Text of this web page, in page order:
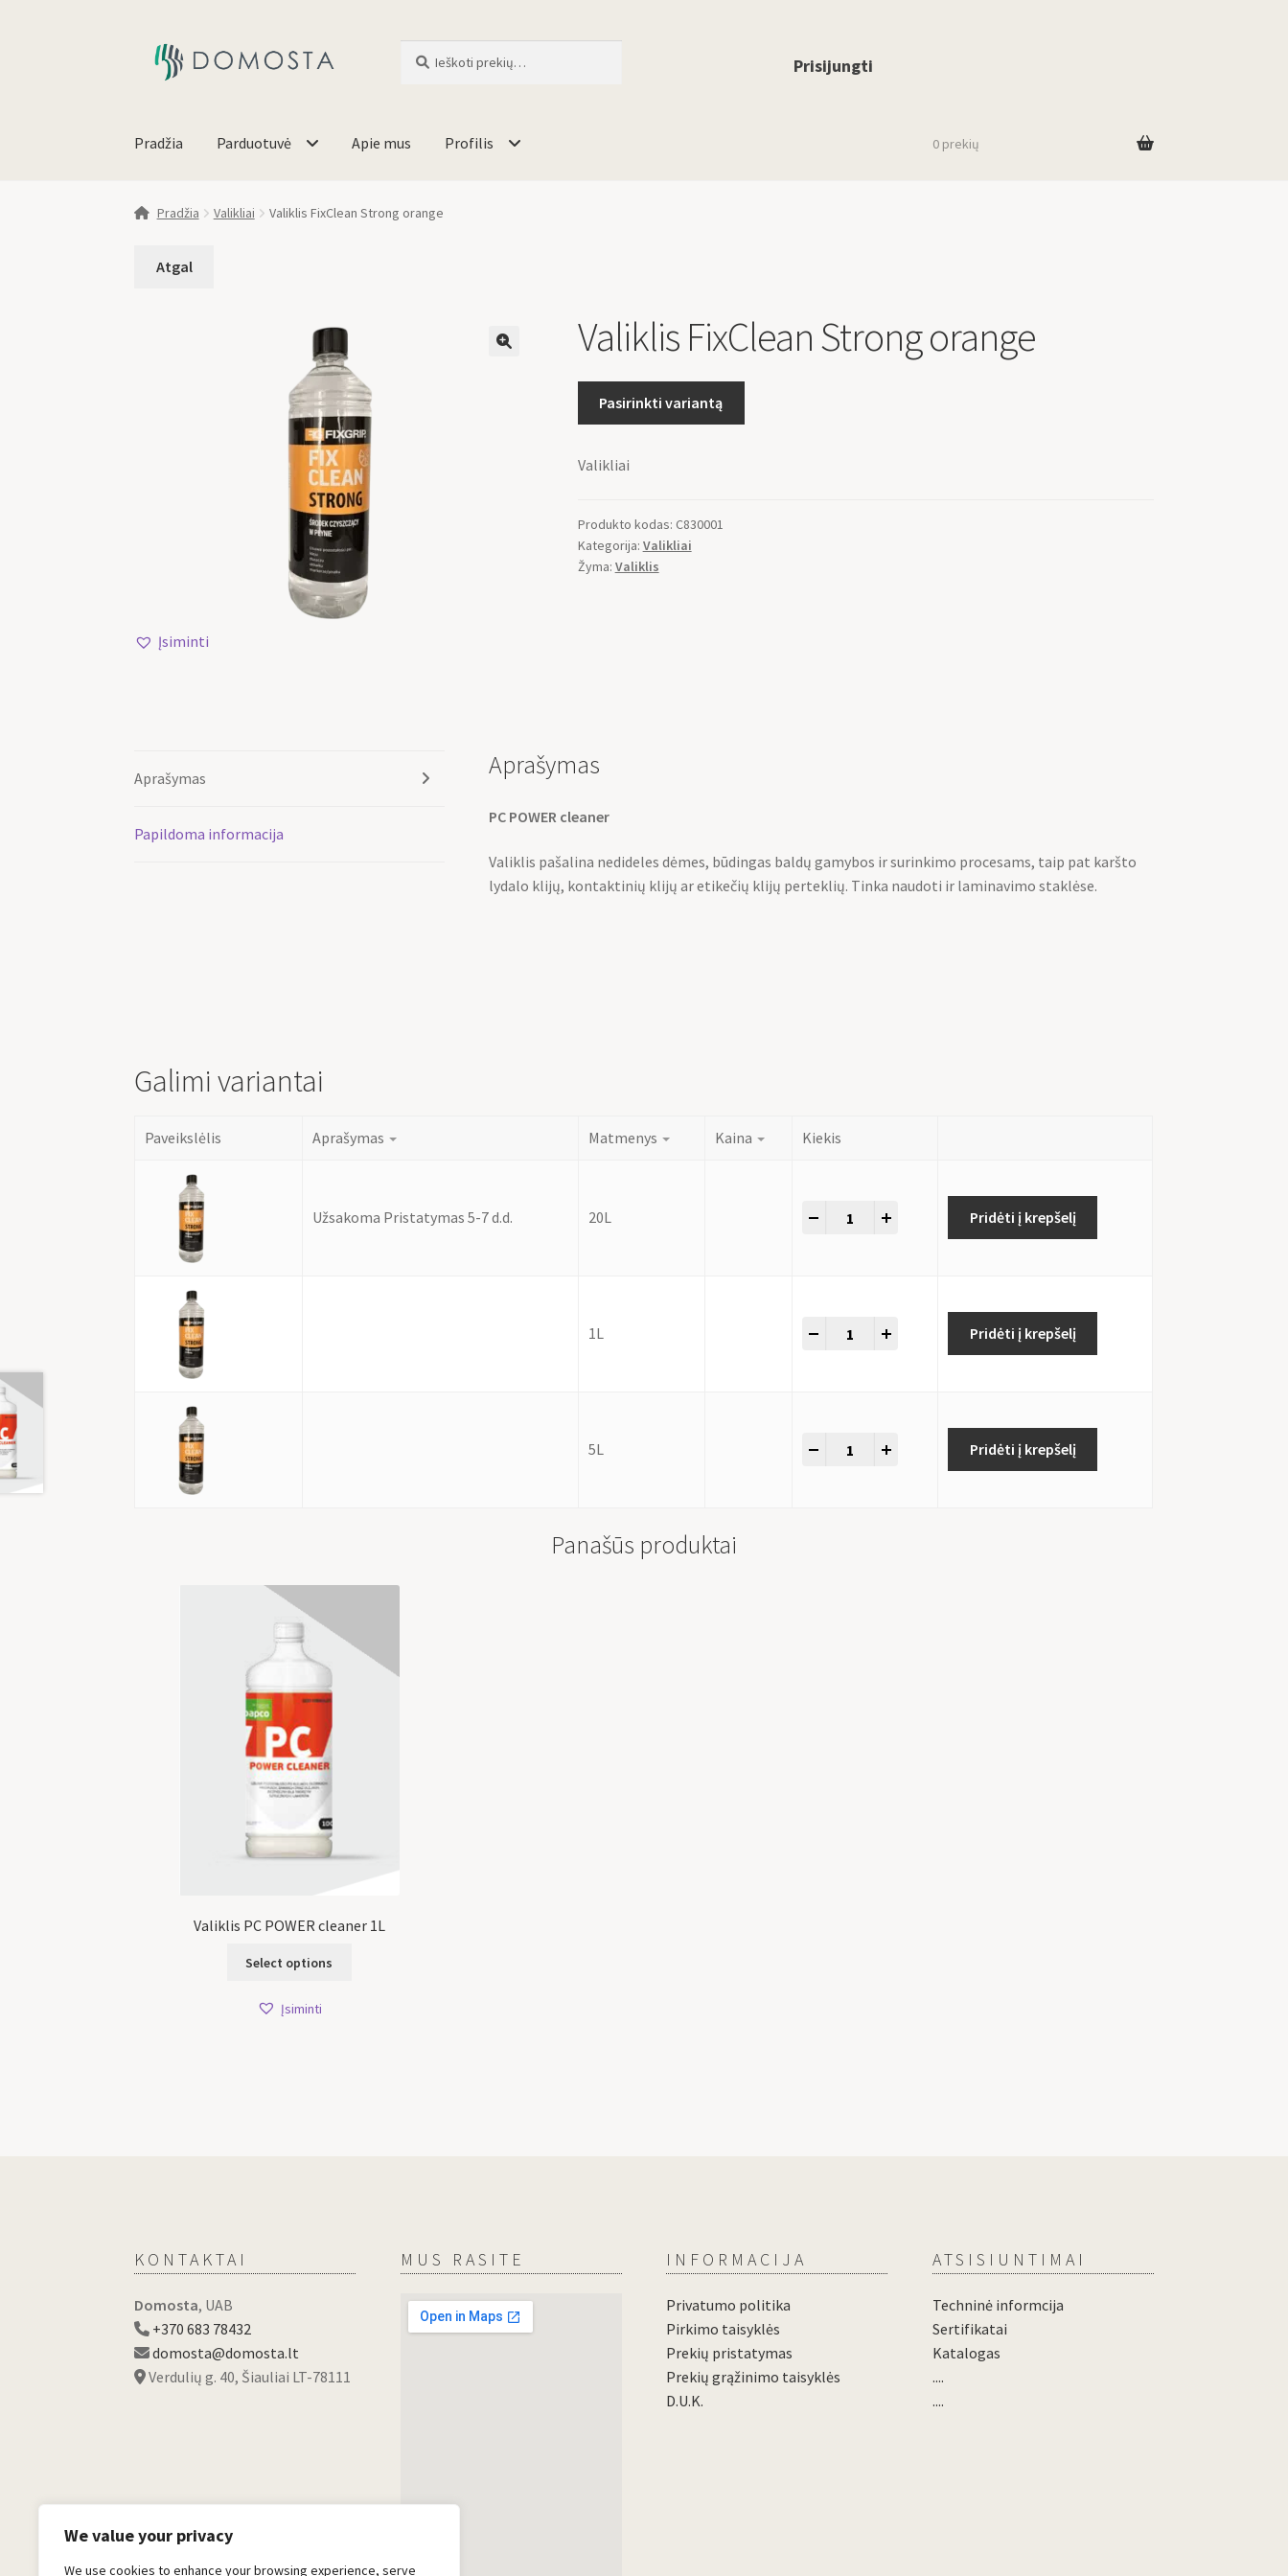
We value your privacy
We use cookies to enhance your browsing experience, serve
Prisijungti
Pradžia Parduotuvė Apie mus Profilis 0 prekių
Pradžia Valikliai Valiklis FixClean Strong orange
Įsiminti
Valiklis FixClean Strong orange
Pasirinkti variantą
Valikliai
Produkto kodas: C830001
Kategorija: Valikliai
Žyma: Valiklis
Aprašymas
Papildoma informacija
Aprašymas
PC POWER cleaner
Valiklis pašalina nedideles dėmes, būdingas baldų gamybos ir surinkimo procesams, taip pat karšto
lydalo klijų, kontaktinių klijų ar etikečių klijų perteklių. Tinka naudoti ir laminavimo staklėse.
Galimi variantai
Paveikslėlis Aprašymas Matmenys Kaina Kiekis
Užsakoma Pristatymas 5-7 d.d. 20L Pridėti į krepšelį
1L Pridėti į krepšelį
5L Pridėti į krepšelį
Panašūs produktai
Valiklis PC POWER cleaner 1L
Select options
Įsiminti
KONTAKTAI
Domosta, UAB
+370 683 78432
domosta@domosta.lt
Verdulių g. 40, Šiauliai LT-78111
MUS RASITE INFORMACIJA
Privatumo politika
Pirkimo taisyklės
Prekių pristatymas
Prekių grąžinimo taisyklės
D.U.K.
ATSISIUNTIMAI
Techninė informcija
Sertifikatai
Katalogas
....
....